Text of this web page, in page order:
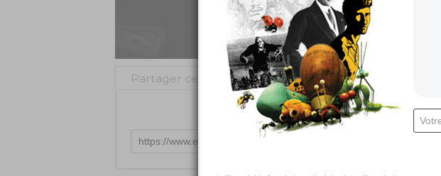
Partager cette vidéo Intégrer
Tweeter